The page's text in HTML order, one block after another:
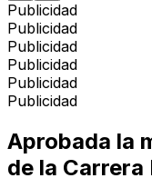
Publicidad
Publicidad
Publicidad
Publicidad
Publicidad
Publicidad
Aprobada la
de la